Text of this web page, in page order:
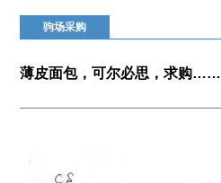
驹场采购
薄皮面包，可尔必思，求购……